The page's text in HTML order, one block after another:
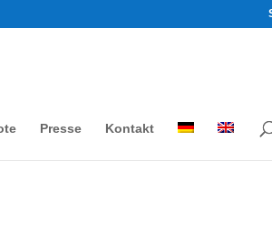
Presse Kontakt